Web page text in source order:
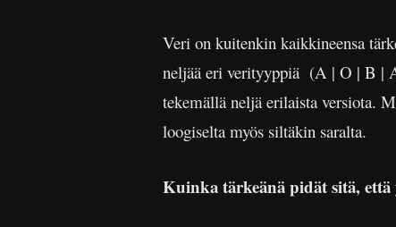
Veri on kuitenkin kaikkineensa
neljää eri verityyppiä (A | O | B |
tekemällä neljä erilaista versiota.
loogiselta myös siltäkin saralta.
Kuinka tärkeänä pidät sitä, että